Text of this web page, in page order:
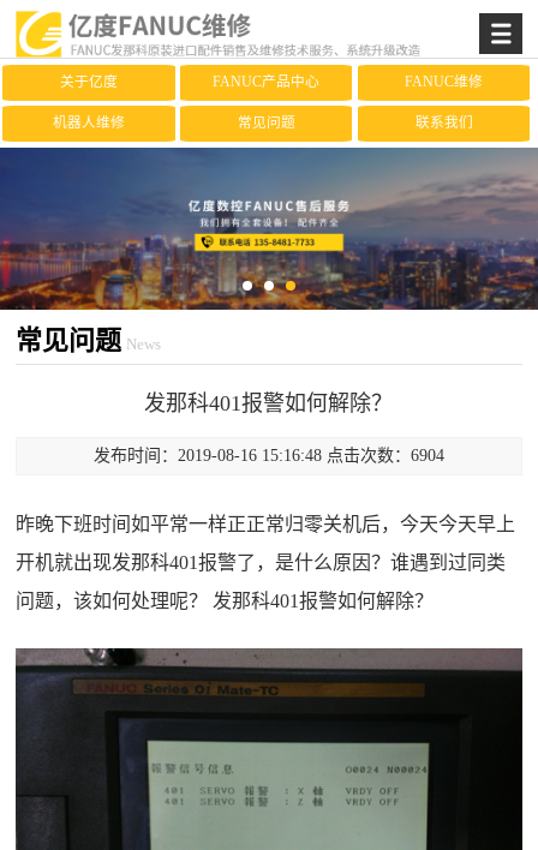
关于亿度 FANUC产品中心 FANUC维修
机器人维修 常见问题 联系我们
常见问题 News
发那科401报警如何解除？
发布时间：2019-08-16 15:16:48 点击次数：6904
昨晚下班时间如平常一样正正常归零关机后，今天今天早上
开机就出现发那科401报警了，是什么原因？谁遇到过同类
问题，该如何处理呢？ 发那科401报警如何解除？